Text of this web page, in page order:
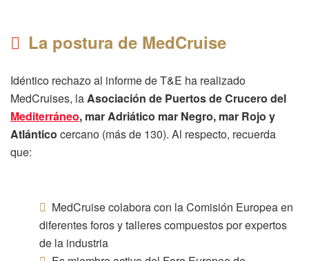
La postura de MedCruise
Idéntico rechazo al informe de T&E ha realizado
MedCruises, laAsociación de Puertos de Crucero del
Mediterráneo, mar Adriático mar Negro, mar Rojo y
Atlántico cercano (más de 130). Al respecto, recuerda
que:
MedCruise colabora con la Comisión Europea en
diferentes foros y talleres compuestos por expertos
de la industria